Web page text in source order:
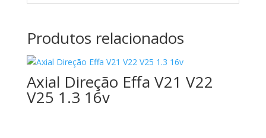
Produtos relacionados
Axial Direção Effa V21 V22
V25 1.3 16v